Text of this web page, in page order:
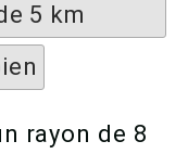
5 km
rayon de 8